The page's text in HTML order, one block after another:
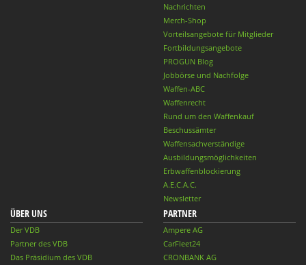
Nachrichten
Merch-Shop
Vorteilsangebote für Mitglieder
Fortbildungsangebote
PROGUN Blog
Jobbörse und Nachfolge
Waffen-ABC
Waffenrecht
Rund um den Waffenkauf
Beschussämter
Waffensachverständige
Ausbildungsmöglichkeiten
Erbwaffenblockierung
A.E.C.A.C.
Newsletter
ÜBER UNS
Der VDB
Partner des VDB
Das Präsidium des VDB
PARTNER
Ampere AG
CarFleet24
CRONBANK AG